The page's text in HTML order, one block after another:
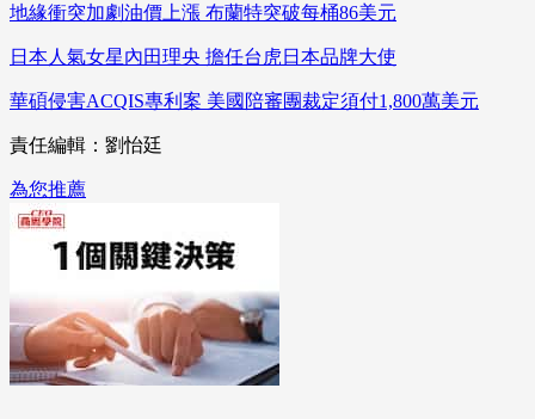
地緣衝突加劇油價上漲 布蘭特突破每桶86美元
日本人氣女星內田理央 擔任台虎日本品牌大使
華碩侵害ACQIS專利案 美國陪審團裁定須付1,800萬美元
責任編輯：劉怡廷
為您推薦